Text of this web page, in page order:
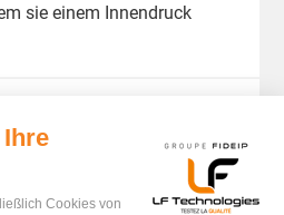
sie einem Innendruck